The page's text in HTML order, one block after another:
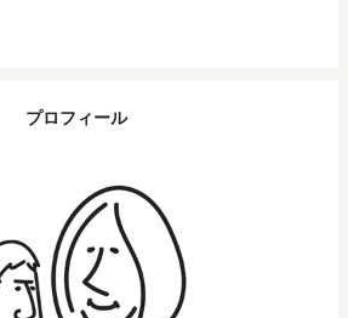
プロフィール